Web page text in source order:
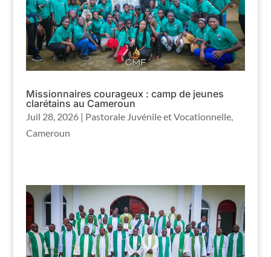
Missionnaires courageux : camp de jeunes
clarétains au Cameroun
Juil 28, 2026| Pastorale Juvénile et Vocationnelle,
Cameroun